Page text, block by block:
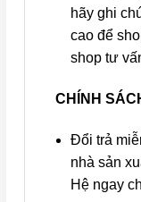
hãy ghi
cao để
shop tư
CHÍNH
Đổi trả
nhà sản
Hệ ngay